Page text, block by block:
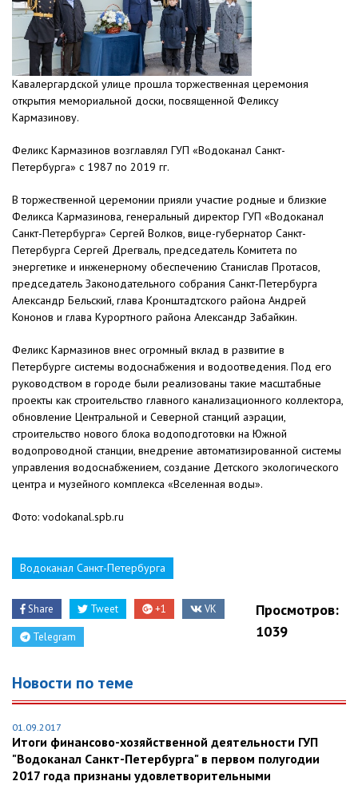
Кавалергардской улице прошла торжественная церемония
открытия мемориальной доски, посвященной Феликсу
Кармазинову.
Феликс Кармазинов возглавлял ГУП «Водоканал Санкт-
Петербурга» с 1987 по 2019 гг.
В торжественной церемонии прияли участие родные и близкие
Феликса Кармазинова, генеральный директор ГУП «Водоканал
Санкт-Петербурга» Сергей Волков, вице-губернатор Санкт-
Петербурга Сергей Дрегваль, председатель Комитета по
энергетике и инженерному обеспечению Станислав Протасов,
председатель Законодательного собрания Санкт-Петербурга
Александр Бельский, глава Кронштадтского района Андрей
Кононов и глава Курортного района Александр Забайкин.
Феликс Кармазинов внес огромный вклад в развитие в
Петербурге системы водоснабжения и водоотведения. Под его
руководством в городе были реализованы такие масштабные
проекты как строительство главного канализационного коллектора,
обновление Центральной и Северной станций аэрации,
строительство нового блока водоподготовки на Южной
водопроводной станции, внедрение автоматизированной системы
управления водоснабжением, создание Детского экологического
центра и музейного комплекса «Вселенная воды».
Фото: vodokanal.spb.ru
Водоканал Санкт-Петербурга
Share Tweet +1 VK
Telegram
Просмотров:
1039
Новости по теме
01.09.2017
Итоги финансово-хозяйственной деятельности ГУП
"Водоканал Санкт-Петербурга" в первом полугодии
2017 года признаны удовлетворительными